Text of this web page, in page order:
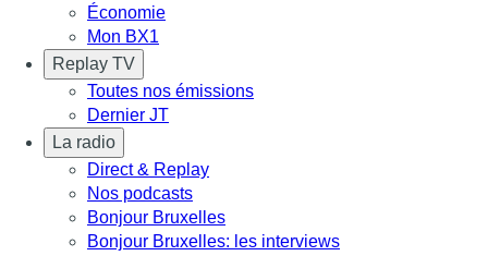
Économie
Mon BX1
Replay TV
Toutes nos émissions
Dernier JT
La radio
Direct & Replay
Nos podcasts
Bonjour Bruxelles
Bonjour Bruxelles: les interviews